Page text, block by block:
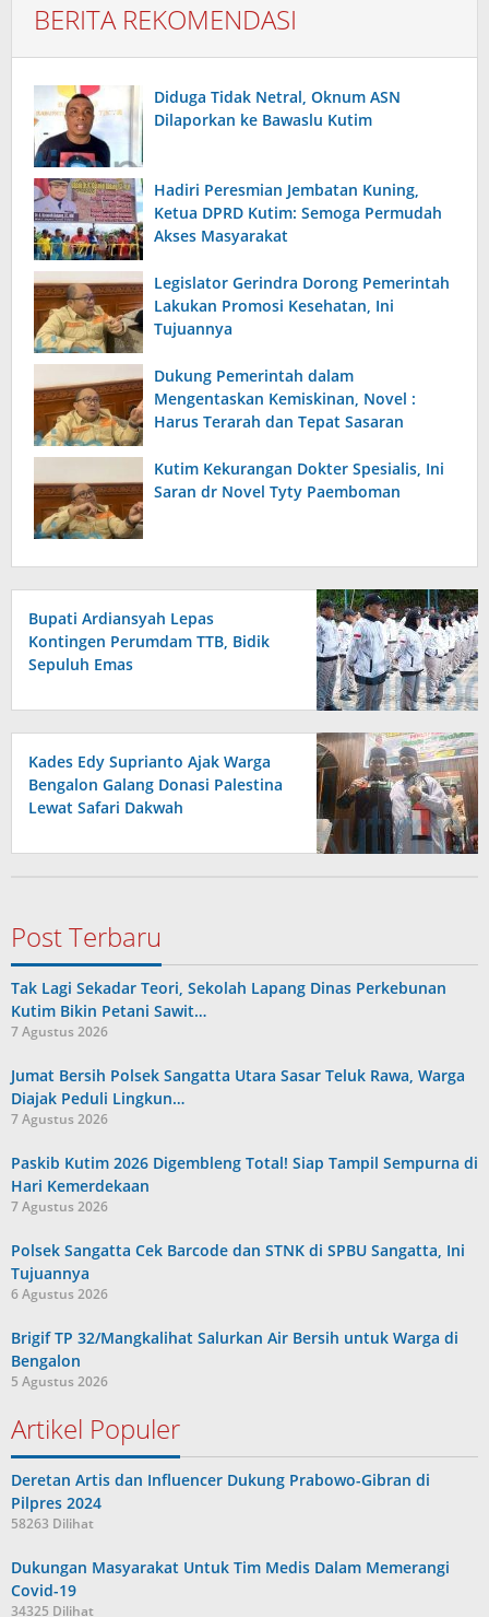
BERITA REKOMENDASI
Diduga Tidak Netral, Oknum ASN
Dilaporkan ke Bawaslu Kutim
Hadiri Peresmian Jembatan Kuning,
Ketua DPRD Kutim: Semoga Permudah
Akses Masyarakat
Legislator Gerindra Dorong Pemerintah
Lakukan Promosi Kesehatan, Ini
Tujuannya
Dukung Pemerintah dalam
Mengentaskan Kemiskinan, Novel :
Harus Terarah dan Tepat Sasaran
Kutim Kekurangan Dokter Spesialis, Ini
Saran dr Novel Tyty Paemboman
Bupati Ardiansyah Lepas
Kontingen Perumdam TTB, Bidik
Sepuluh Emas
Kades Edy Suprianto Ajak Warga
Bengalon Galang Donasi Palestina
Lewat Safari Dakwah
Post Terbaru
Tak Lagi Sekadar Teori, Sekolah Lapang Dinas Perkebunan
Kutim Bikin Petani Sawit…
7 Agustus 2026
Jumat Bersih Polsek Sangatta Utara Sasar Teluk Rawa, Warga
Diajak Peduli Lingkun…
7 Agustus 2026
Paskib Kutim 2026 Digembleng Total! Siap Tampil Sempurna di
Hari Kemerdekaan
7 Agustus 2026
Polsek Sangatta Cek Barcode dan STNK di SPBU Sangatta, Ini
Tujuannya
6 Agustus 2026
Brigif TP 32/Mangkalihat Salurkan Air Bersih untuk Warga di
Bengalon
5 Agustus 2026
Artikel Populer
Deretan Artis dan Influencer Dukung Prabowo-Gibran di
Pilpres 2024
58263 Dilihat
Dukungan Masyarakat Untuk Tim Medis Dalam Memerangi
Covid-19
34325 Dilihat